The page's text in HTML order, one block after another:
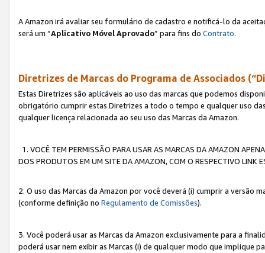
A Amazon irá avaliar seu formulário de cadastro e notificá-lo da
será um “Aplicativo Móvel Aprovado” para fins do Contrato.
Diretrizes de Marcas do Programa de Associados
Estas Diretrizes são aplicáveis ao uso das marcas que podemos
obrigatório cumprir estas Diretrizes a todo o tempo e qualquer uso
qualquer licença relacionada ao seu uso das Marcas da Amazon.
1. VOCÊ TEM PERMISSÃO PARA USAR AS MARCAS DA AMAZON
DOS PRODUTOS EM UM SITE DA AMAZON, COM O RESPECTIVO LINK
2. O uso das Marcas da Amazon por você deverá (i) cumprir a versão
(conforme definição no Regulamento de Comissões).
3. Você poderá usar as Marcas da Amazon exclusivamente para a
poderá usar nem exibir as Marcas (i) de qualquer modo que implique